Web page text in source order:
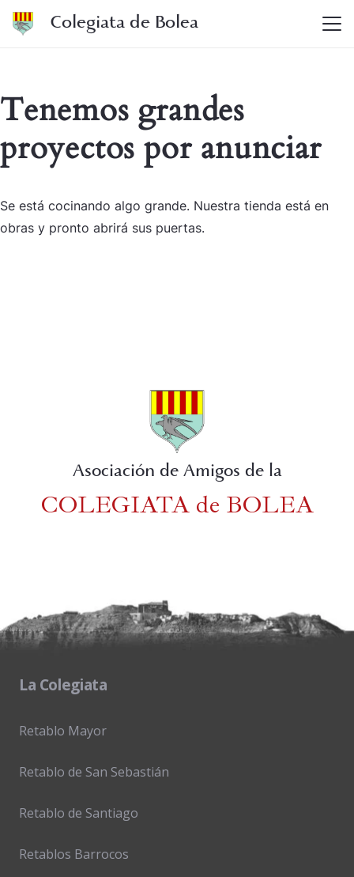
Colegiata de Bolea
Tenemos grandes
proyectos por anunciar
Se está cocinando algo grande. Nuestra tienda está en
obras y pronto abrirá sus puertas.
Asociación de Amigos de la
COLEGIATA de BOLEA
La Colegiata
Retablo Mayor
Retablo de San Sebastián
Retablo de Santiago
Retablos Barrocos